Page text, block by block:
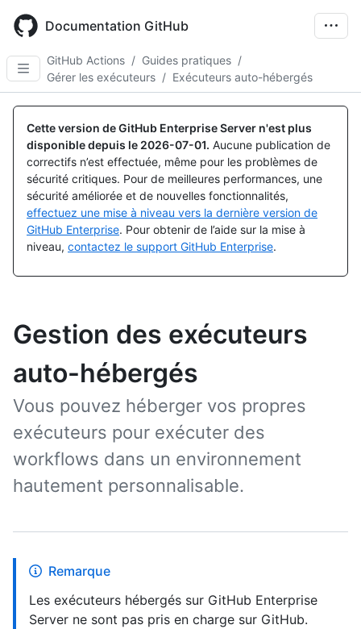
main
content
Documentation GitHub
GitHub Actions / Guides pratiques /
Gérer les exécuteurs / Exécuteurs auto-hébergés
Cette version de GitHub Enterprise Server n'est plus
disponible depuis le 2026-07-01. Aucune publication de
correctifs n’est effectuée, même pour les problèmes de
sécurité critiques. Pour de meilleures performances, une
sécurité améliorée et de nouvelles fonctionnalités,
effectuez une mise à niveau vers la dernière version de
GitHub Enterprise. Pour obtenir de l’aide sur la mise à
niveau, contactez le support GitHub Enterprise.
Gestion des exécuteurs
auto-hébergés
Vous pouvez héberger vos propres
exécuteurs pour exécuter des
workflows dans un environnement
hautement personnalisable.
Remarque
Les exécuteurs hébergés sur GitHub Enterprise
Server ne sont pas pris en charge sur GitHub.